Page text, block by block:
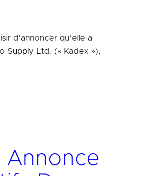
d'annoncer qu'elle a
Supply Ltd. (« Kadex »),
Annonce